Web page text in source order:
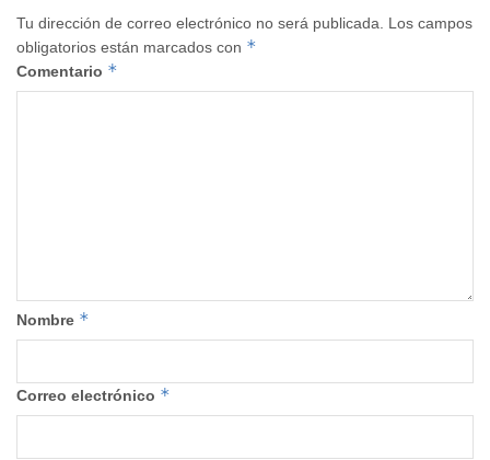
Tu dirección de correo electrónico no será publicada.
Los campos
obligatorios están marcados con *
Comentario *
Nombre *
Correo electrónico *